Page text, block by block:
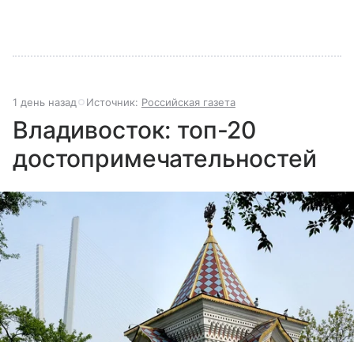
1 день назад Источник: Российская газета
Владивосток: топ-20
достопримечательностей